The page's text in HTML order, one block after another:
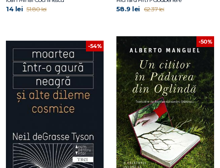
14 lei 51.80 lei 58.9 lei 62.37 lei
-54%
-50%